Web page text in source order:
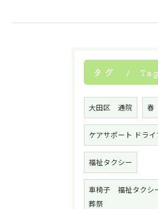
タグ
大田区 通院 春
ケアサポート ドライ
福祉タクシー
車椅子 福祉タク
葬祭